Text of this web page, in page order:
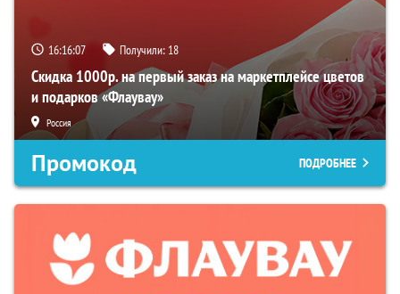
16:16:06 Получили: 18
Скидка 1000р. на первый заказ на маркетплейсе цветов
и подарков «Флаувау»
Россия
Промокод ПОДРОБНЕЕ